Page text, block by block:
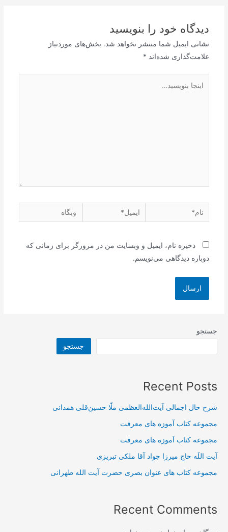
دیدگاه‌ خود را بنویسید
نشانی ایمیل شما منتشر نخواهد شد. بخش‌های موردنیاز
علامت‌گذاری شده‌اند *
بنویسید…
نام* ایمیل* وبگاه
ذخیره نام، ایمیل و وبسایت من در مرورگر برای زمانی که
دوباره دیدگاهی می‌نویسم.
جستجو
جستجو
Recent Posts
شرح حال اجمالی آیت‌الله‌العظمی ملّا حسین‌قلی همدانی
مجموعه کتاب آموزه های معرفت
مجموعه کتاب آموزه های معرفت
آیت اللَه حاج میرزا جواد آقا ملکی تبریزی
مجموعه کتاب های عنوان بصری حضرت آیت الله طهرانی
Recent Comments